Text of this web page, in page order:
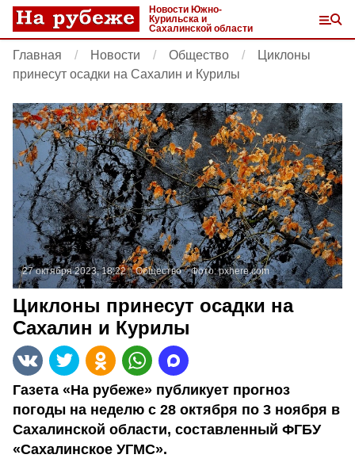
Новости Южно-
Курильска и
Сахалинской области
Главная Новости Общество
Циклоны
принесут осадки на Сахалин и Курилы
27 октября 2023, 18:22 Общество Фото:pxhere.com
Циклоны принесут осадки на
Сахалин и Курилы
Газета «На рубеже» публикует прогноз
погоды на неделю с 28 октября по 3 ноября в
Сахалинской области, составленный ФГБУ
«Сахалинское УГМС».